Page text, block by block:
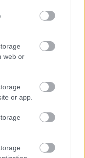
web or
or app.